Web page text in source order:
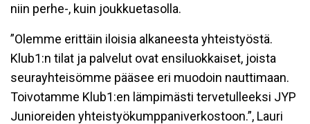
niin perhe-, kuin joukkuetasolla.
”Olemme erittäin iloisia alkaneesta yhteistyöstä.
Klub1:n tilat ja palvelut ovat ensiluokkaiset, joista
seurayhteisömme pääsee eri muodoin nauttimaan.
Toivotamme Klub1:en lämpimästi tervetulleeksi JYP
Junioreiden yhteistyökumppaniverkostoon.”, Lauri